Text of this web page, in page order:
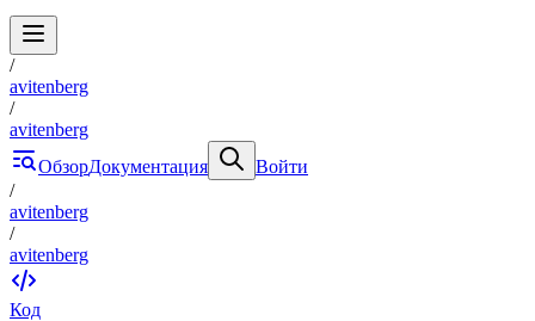
/
avitenberg
/
avitenberg
ОбзорДокументация
Войти
/
avitenberg
/
avitenberg
Код